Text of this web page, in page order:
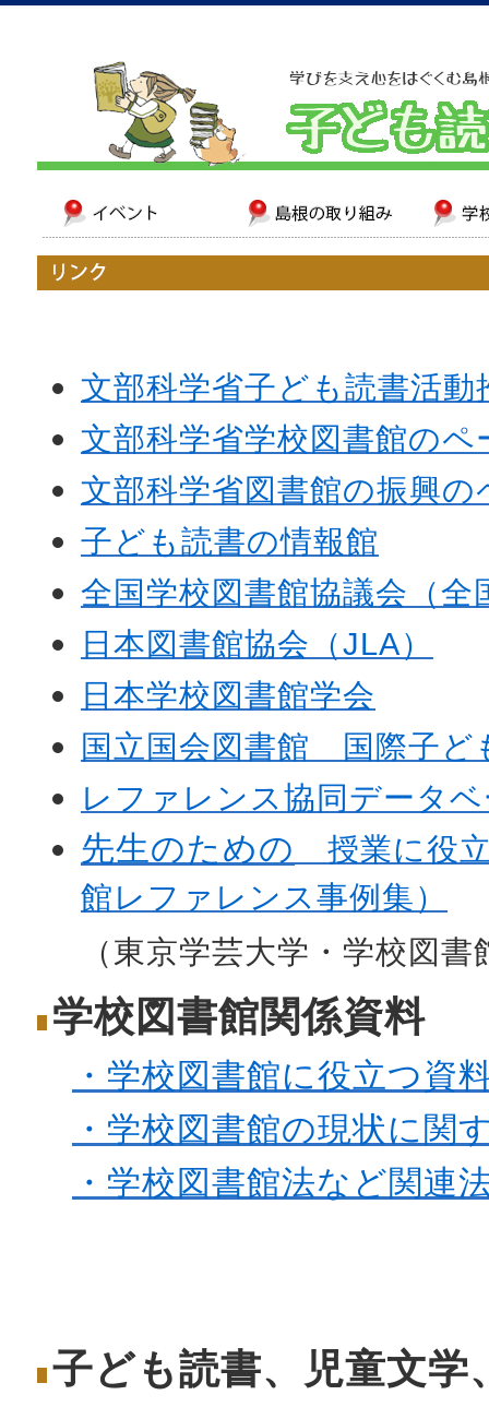
文部科学省子ども読書活
文部科学省学校図書館のペ
文部科学省図書館の振興の
子ども読書の情報館
全国学校図書館協議会（全
日本図書館協会（JLA）
日本学校図書館学会
国立国会図書館 国際子ど
レファレンス協同データ
先生のための 授業に役
館レファレンス事例集）
（東京学芸大学・学校図
学校図書館関係資料
・学校図書館に役立つ資
・学校図書館の現状に関
・学校図書館法など関連
子ども読書、児童文